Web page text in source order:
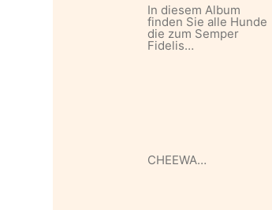
In diesem Album
finden Sie alle Hunde
die zum Semper
Fidelis…
CHEEWA…